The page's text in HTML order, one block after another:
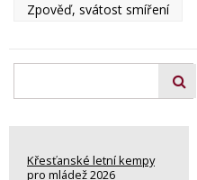
Zpověď, svátost smíření
Křesťanské letní kempy
pro mládež 2026